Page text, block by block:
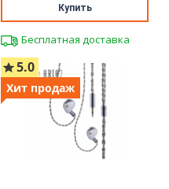
Купить
Бесплатная доставка
5.0
Хит продаж